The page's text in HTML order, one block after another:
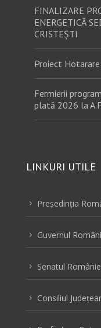
FINALIZARE
ENERGETICĂ
CRISTEȘTI
Proiect
Fermierii
plată 2026 la
LINKURI UTILE
5 Preşedinţia
5 Guvernul
5 Senatul
5 Consiliul